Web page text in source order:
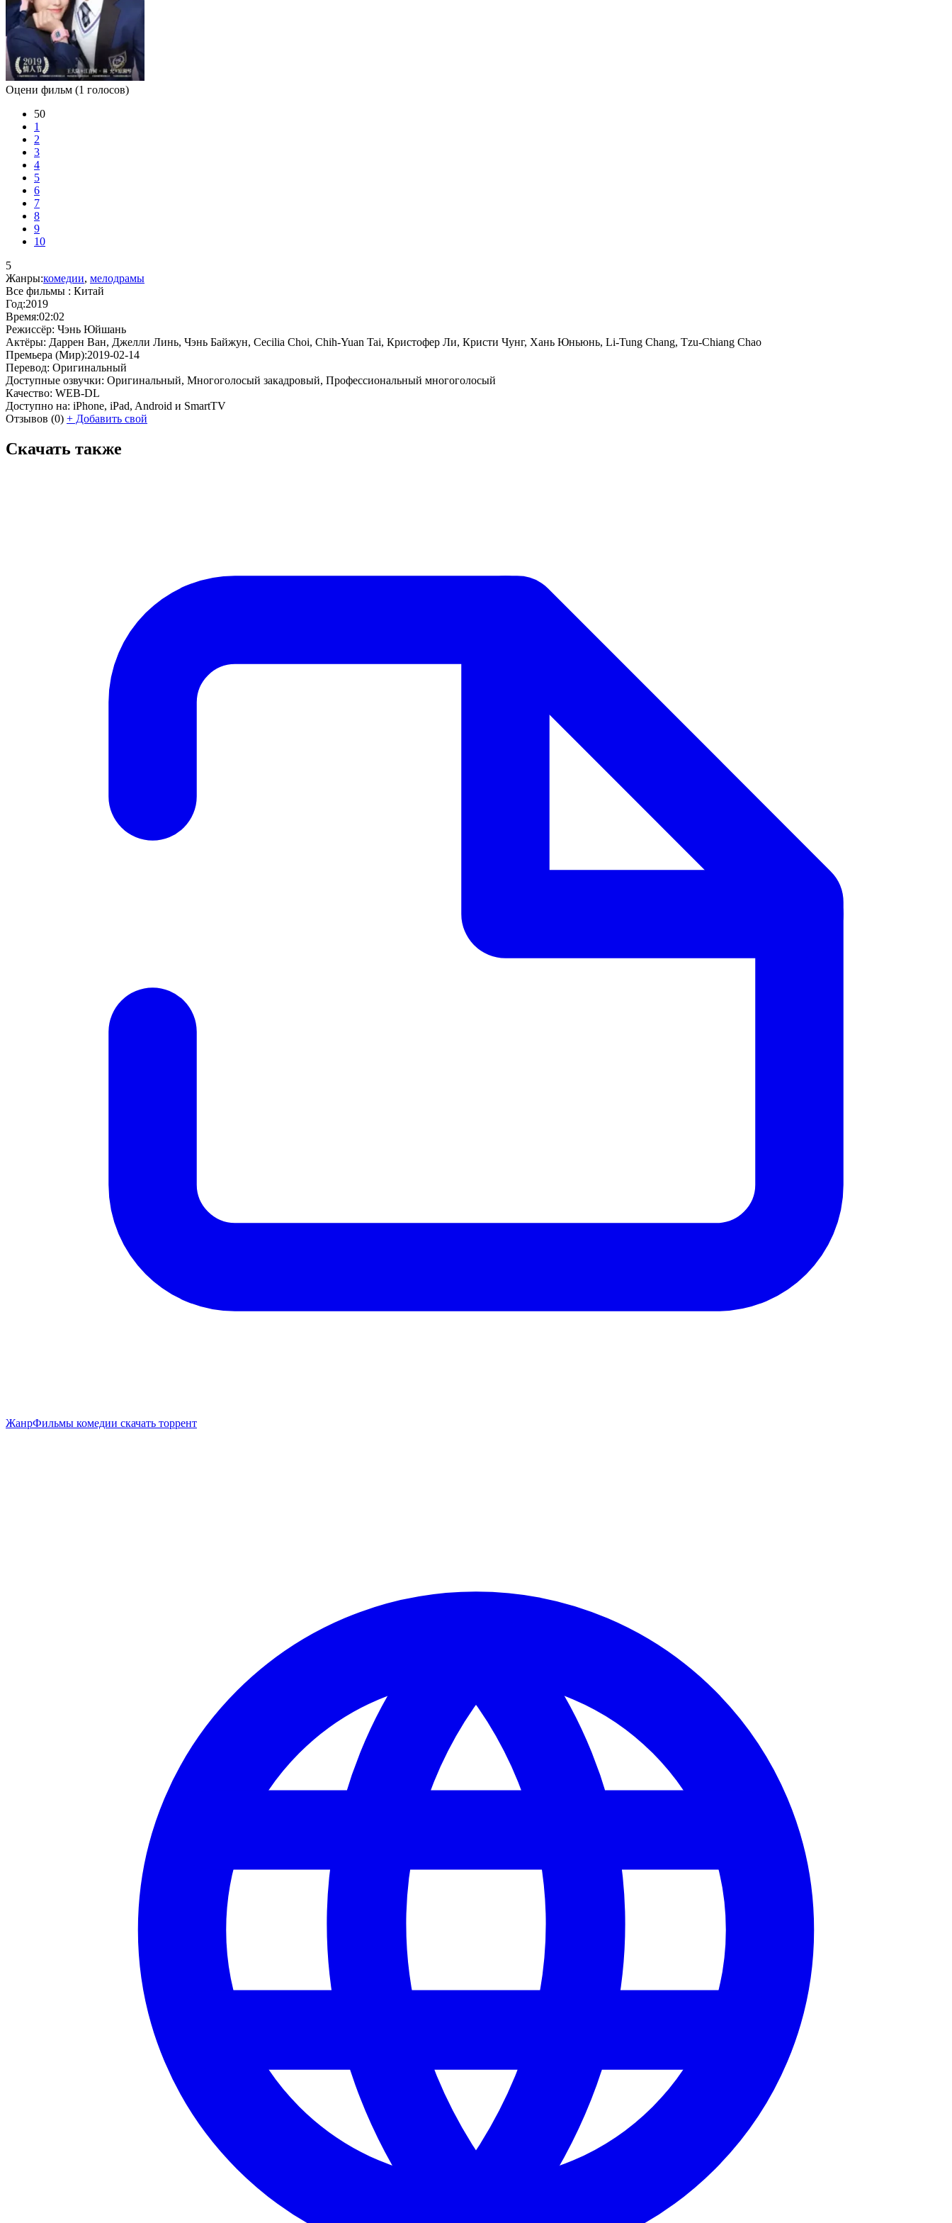
Оцени фильм (1 голосов)
50
1
2
3
4
5
6
7
8
9
10
5
Жанры:комедии, мелодрамы
Все фильмы : Китай
Год:2019
Время:02:02
Режиссёр: Чэнь Юйшань
Актёры: Даррен Ван, Джелли Линь, Чэнь Байжун, Cecilia Choi, Chih-Yuan Tai, Кристофер Ли, Кристи Чунг, Хань Юньюнь, Li-Tung Chang, Tzu-Chiang Chao
Премьера (Мир):2019-02-14
Перевод: Оригинальный
Доступные озвучки: Оригинальный, Многоголосый закадровый, Профессиональный многоголосый
Качество: WEB-DL
Доступно на: iPhone, iPad, Android и SmartTV
Отзывов (0) + Добавить свой
Скачать также
ЖанрФильмы комедии скачать торрент